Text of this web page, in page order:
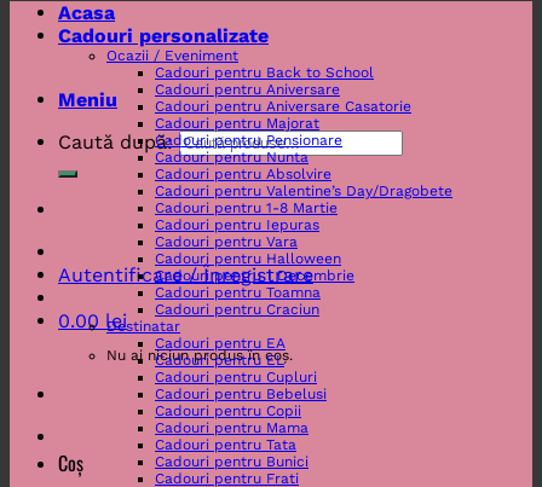
Meniu
Caută după:
Autentificare / Înregistrare
0.00 lei
Nu ai niciun produs în coș.
Coș
Acasa
Cadouri personalizate
Ocazii / Eveniment
Cadouri pentru Back to School
Cadouri pentru Aniversare
Cadouri pentru Aniversare Casatorie
Cadouri pentru Majorat
Cadouri pentru Pensionare
Cadouri pentru Nunta
Cadouri pentru Absolvire
Cadouri pentru Valentine’s Day/Dragobete
Cadouri pentru 1-8 Martie
Cadouri pentru Iepuras
Cadouri pentru Vara
Cadouri pentru Halloween
Cadouri pentru 1 Decembrie
Cadouri pentru Toamna
Cadouri pentru Craciun
Destinatar
Cadouri pentru EA
Cadouri pentru EL
Cadouri pentru Cupluri
Cadouri pentru Bebelusi
Cadouri pentru Copii
Cadouri pentru Mama
Cadouri pentru Tata
Cadouri pentru Bunici
Cadouri pentru Frati